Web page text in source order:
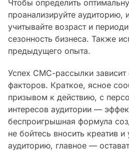
Чтобы определить
проанализируйте аудиторию,
учитывайте возраст и
сезонность бизнеса. Также
предыдущего опыта.
Успех СМС-рассылки зависит
факторов. Краткое, ясное
призывом к действию, с
интересов аудитории —
беспроигрышная формула
не бойтесь вносить креатив
аудиторию, главное —